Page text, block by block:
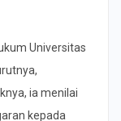
Universitas
ia menilai
kepada